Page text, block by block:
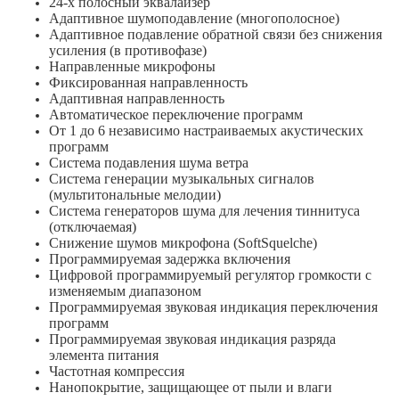
Адаптивное шумоподавление (многополосное)
Адаптивное подавление обратной связи без снижения
усиления (в противофазе)
Направленные микрофоны
Фиксированная направленность
Адаптивная направленность
Автоматическое переключение программ
От 1 до 6 независимо настраиваемых акустических
программ
Система подавления шума ветра
Система генерации музыкальных сигналов
(мультитональные мелодии)
Система генераторов шума для лечения тиннитуса
(отключаемая)
Снижение шумов микрофона (SoftSquelche)
Программируемая задержка включения
Цифровой программируемый регулятор громкости с
изменяемым диапазоном
Программируемая звуковая индикация переключения
программ
Программируемая звуковая индикация разряда
элемента питания
Частотная компрессия
Нанопокрытие, защищающее от пыли и влаги